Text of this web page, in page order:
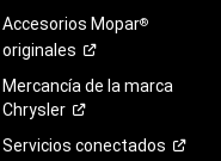
Accesorios Mopar®
originales
Mercancía de la marca
Chrysler
Servicios conectados